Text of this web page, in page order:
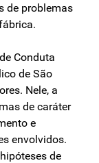
de problemas
Conduta
de São
Nele, a
de caráter
e
envolvidos.
de